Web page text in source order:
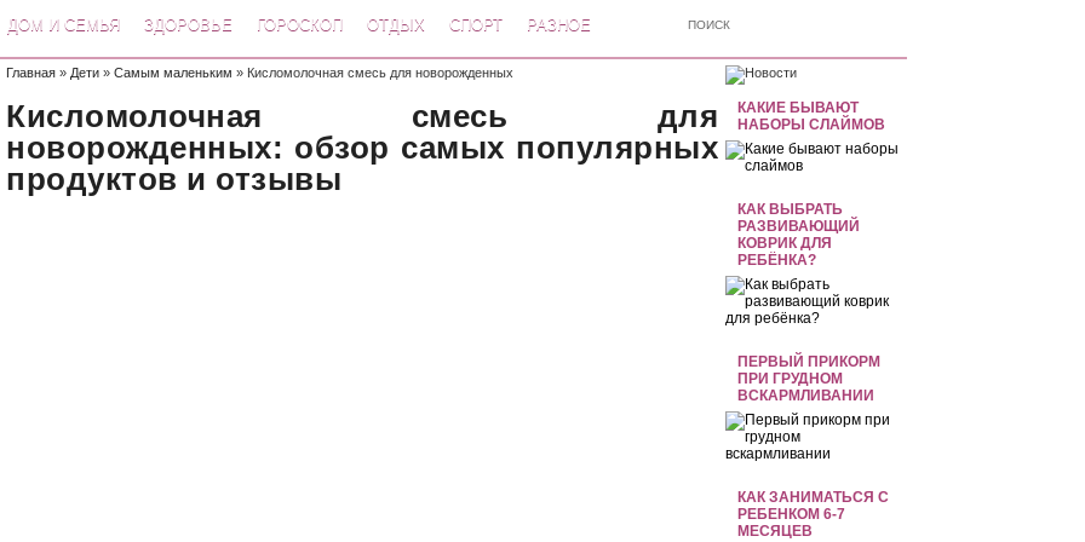
ДОМ И СЕМЬЯ ЗДОРОВЬЕ ГОРОСКОП ОТДЫХ СПОРТ РАЗНОЕ
КАКИЕ БЫВАЮТ
НАБОРЫ СЛАЙМОВ
КАК ВЫБРАТЬ
РАЗВИВАЮЩИЙ
КОВРИК ДЛЯ
РЕБЁНКА?
ПЕРВЫЙ ПРИКОРМ
ПРИ ГРУДНОМ
ВСКАРМЛИВАНИИ
КАК ЗАНИМАТЬСЯ С
РЕБЕНКОМ 6-7
МЕСЯЦЕВ
Главная » Дети » Самым маленьким » Кисломолочная смесь для новорожденных
Кисломолочная смесь для
новорожденных: обзор самых популярных
продуктов и отзывы